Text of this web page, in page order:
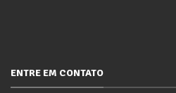
ENTRE EM CONTATO